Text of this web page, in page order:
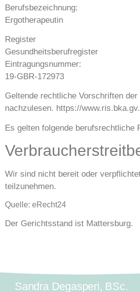
Berufsbezeichnung:
Ergotherapeutin
Register
Gesundheitsberufregister
Eintragungsnummer:
19-GBR-172973
Geltende rechtliche Vorschriften
nachzulesen. https://
Es gelten folgende berufsrechtliche
Wir sind nicht bereit oder
teilzunehmen.
Quelle: eRecht24
Der Gerichtsstand ist Mattersburg.
Sandra Degasperi, BSc.